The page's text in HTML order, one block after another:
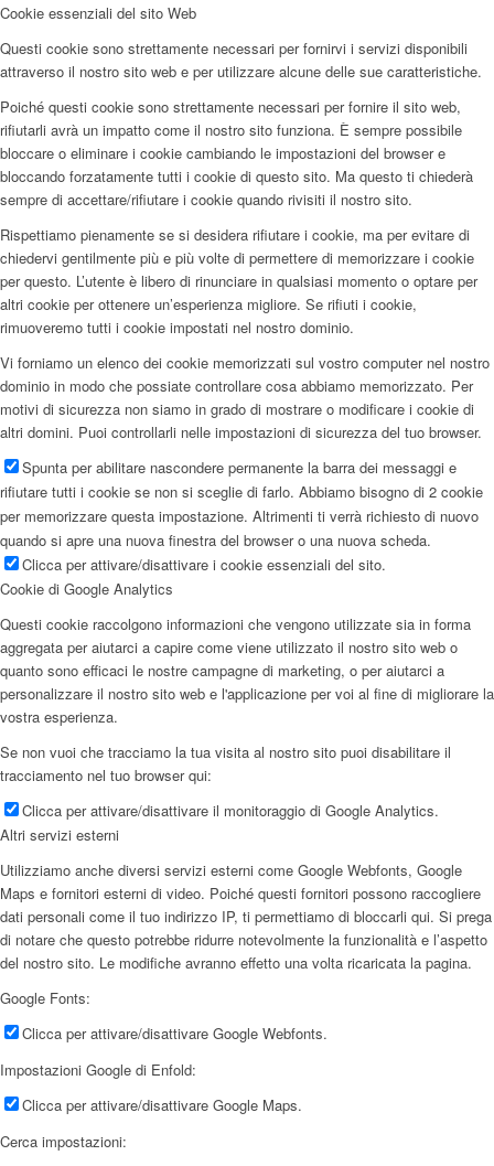
Cookie essenziali del sito Web
Questi cookie sono strettamente necessari per fornirvi i servizi disponibili
attraverso il nostro sito web e per utilizzare alcune delle sue caratteristiche.
Poiché questi cookie sono strettamente necessari per fornire il sito web,
rifiutarli avrà un impatto come il nostro sito funziona. È sempre possibile
bloccare o eliminare i cookie cambiando le impostazioni del browser e
bloccando forzatamente tutti i cookie di questo sito. Ma questo ti chiederà
sempre di accettare/rifiutare i cookie quando rivisiti il nostro sito.
Rispettiamo pienamente se si desidera rifiutare i cookie, ma per evitare di
chiedervi gentilmente più e più volte di permettere di memorizzare i cookie
per questo. L’utente è libero di rinunciare in qualsiasi momento o optare per
altri cookie per ottenere un’esperienza migliore. Se rifiuti i cookie,
rimuoveremo tutti i cookie impostati nel nostro dominio.
Vi forniamo un elenco dei cookie memorizzati sul vostro computer nel nostro
dominio in modo che possiate controllare cosa abbiamo memorizzato. Per
motivi di sicurezza non siamo in grado di mostrare o modificare i cookie di
altri domini. Puoi controllarli nelle impostazioni di sicurezza del tuo browser.
Spunta per abilitare nascondere permanente la barra dei messaggi e
rifiutare tutti i cookie se non si sceglie di farlo. Abbiamo bisogno di 2 cookie
per memorizzare questa impostazione. Altrimenti ti verrà richiesto di nuovo
quando si apre una nuova finestra del browser o una nuova scheda.
Clicca per attivare/disattivare i cookie essenziali del sito.
Cookie di Google Analytics
Questi cookie raccolgono informazioni che vengono utilizzate sia in forma
aggregata per aiutarci a capire come viene utilizzato il nostro sito web o
quanto sono efficaci le nostre campagne di marketing, o per aiutarci a
personalizzare il nostro sito web e l'applicazione per voi al fine di migliorare la
vostra esperienza.
Se non vuoi che tracciamo la tua visita al nostro sito puoi disabilitare il
tracciamento nel tuo browser qui:
Clicca per attivare/disattivare il monitoraggio di Google Analytics.
Altri servizi esterni
Utilizziamo anche diversi servizi esterni come Google Webfonts, Google
Maps e fornitori esterni di video. Poiché questi fornitori possono raccogliere
dati personali come il tuo indirizzo IP, ti permettiamo di bloccarli qui. Si prega
di notare che questo potrebbe ridurre notevolmente la funzionalità e l’aspetto
del nostro sito. Le modifiche avranno effetto una volta ricaricata la pagina.
Google Fonts:
Clicca per attivare/disattivare Google Webfonts.
Impostazioni Google di Enfold:
Clicca per attivare/disattivare Google Maps.
Cerca impostazioni: